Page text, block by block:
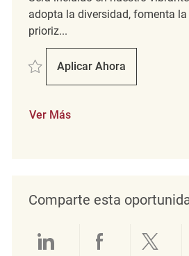
adopta la diversidad, fomenta
prioriz...
Salvar Temporary Merchandising
Aplicar Ahora
Temporary
Ver Más
Comparte esta